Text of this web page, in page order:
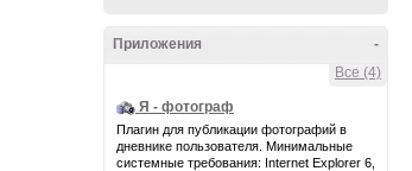
-
Приложения
Все (4)
Я - фотограф
Плагин для публикации фотографий в
дневнике пользователя. Минимальные
системные требования: Internet Explorer 6,